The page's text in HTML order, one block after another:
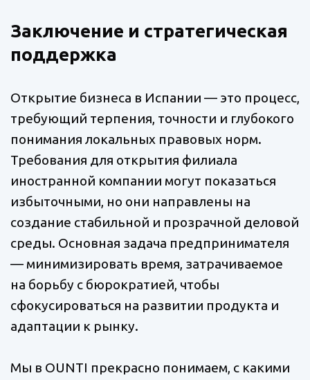
Заключение и стратегическая
поддержка
Открытие бизнеса в Испании — это процесс,
требующий терпения, точности и глубокого
понимания локальных правовых норм.
Требования для открытия филиала
иностранной компании могут показаться
избыточными, но они направлены на
создание стабильной и прозрачной деловой
среды. Основная задача предпринимателя
— минимизировать время, затрачиваемое
на борьбу с бюрократией, чтобы
сфокусироваться на развитии продукта и
адаптации к рынку.
Мы в OUNTI прекрасно понимаем, с какими